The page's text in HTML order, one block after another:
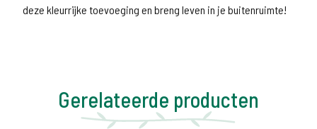
deze kleurrijke toevoeging en breng leven in je buitenruimte!
Gerelateerde producten